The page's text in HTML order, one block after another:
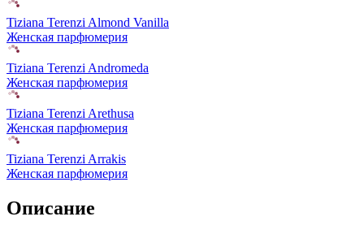
Tiziana Terenzi Almond Vanilla
Женская парфюмерия
Tiziana Terenzi Andromeda
Женская парфюмерия
Tiziana Terenzi Arethusa
Женская парфюмерия
Tiziana Terenzi Arrakis
Женская парфюмерия
Описание